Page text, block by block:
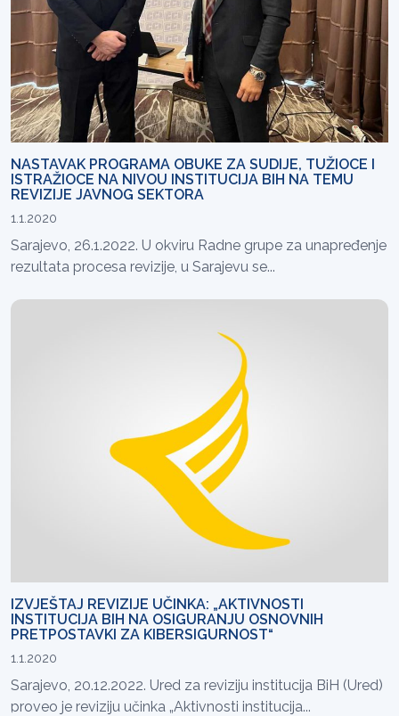
NASTAVAK PROGRAMA OBUKE ZA SUDIJE, TUŽIOCE I
ISTRAŽIOCE NA NIVOU INSTITUCIJA BIH NA TEMU
REVIZIJE JAVNOG SEKTORA
1.1.2020
Sarajevo, 26.1.2022. U okviru Radne grupe za unapređenje
rezultata procesa revizije, u Sarajevu se...
IZVJEŠTAJ REVIZIJE UČINKA: „AKTIVNOSTI
INSTITUCIJA BIH NA OSIGURANJU OSNOVNIH
PRETPOSTAVKI ZA KIBERSIGURNOST“
1.1.2020
Sarajevo, 20.12.2022. Ured za reviziju institucija BiH (Ured)
proveo je reviziju učinka „Aktivnosti institucija...